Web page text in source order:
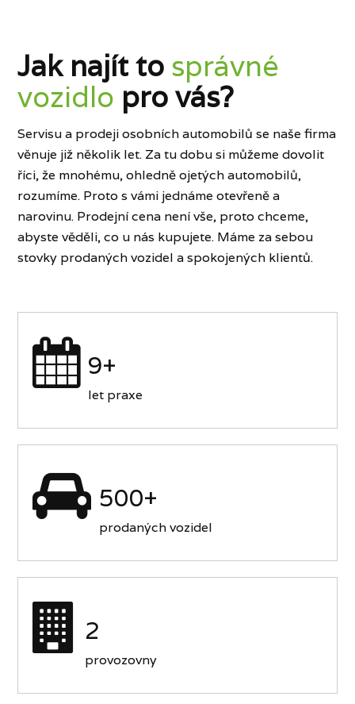
Jak najít to správné
vozidlo pro vás?
Servisu a prodeji osobních automobilů se naše firma
věnuje již několik let. Za tu dobu si můžeme dovolit
říci, že mnohému, ohledně ojetých automobilů,
rozumíme. Proto s vámi jednáme otevřeně a
narovinu. Prodejní cena není vše, proto chceme,
abyste věděli, co u nás kupujete. Máme za sebou
stovky prodaných vozidel a spokojených klientů.
9+
let praxe
500+
prodaných vozidel
2
provozovny